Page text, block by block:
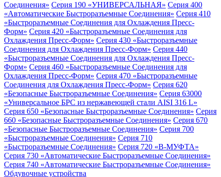
Соединения» Серия 190 «УНИВЕРСАЛЬНАЯ» Серия 400
«Автоматические Быстроразъемные Соединения» Серия 410
«Быстроразъемные Соединения для Охлаждения Пресс-
Форм» Серия 420 «Быстроразъемные Соединения для
Охлаждения Пресс-Форм» Серия 430 «Быстроразъемные
Соединения для Охлаждения Пресс-Форм» Серия 440
«Быстроразъемные Соединения для Охлаждения Пресс-
Форм» Серия 460 «Быстроразъемные Соединения для
Охлаждения Пресс-Форм» Серия 470 «Быстроразъемные
Соединения для Охлаждения Пресс-Форм» Серия 620
«Безопасные Быстроразъемные Соединения» Серия 63000
«Универсальное БРС из нержавеющей стали AISI 316 L»
Серия 650 «Безопасные Быстроразъемные Соединения» Серия
660 «Безопасные Быстроразъемные Соединения» Серия 670
«Безопасные Быстроразъемные Соединения» Серия 700
«Быстроразъемные Соединения» Серия 710
«Быстроразъемные Соединения» Серия 720 «B-МУФТА»
Серия 730 «Автоматические Быстроразъемные Соединения»
Серия 740 «Автоматические Быстроразъемные Соединения»
Обдувочные устройства